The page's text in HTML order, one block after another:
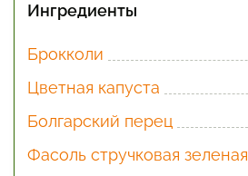
Ингредиенты
Брокколи
Цветная капуста
Болгарский перец
Фасоль стручковая зеленая